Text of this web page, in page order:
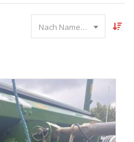
Nach Name sortieren